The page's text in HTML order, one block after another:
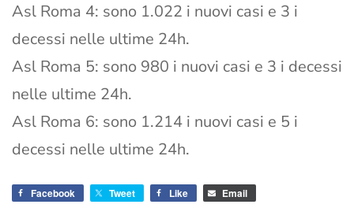
Asl Roma 4: sono 1.022 i nuovi casi e 3 i
decessi nelle ultime 24h.
Asl Roma 5: sono 980 i nuovi casi e 3 i decessi
nelle ultime 24h.
Asl Roma 6: sono 1.214 i nuovi casi e 5 i
decessi nelle ultime 24h.
Facebook Tweet Like Email